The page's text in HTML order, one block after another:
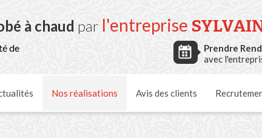
à chaud par l'entreprise
de
Prendre
avec
Nos réalisations Avis des clients